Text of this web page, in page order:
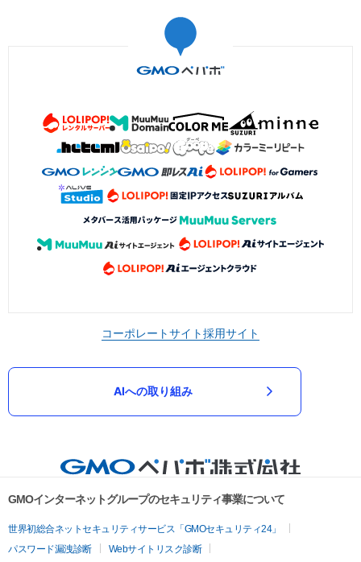
コーポレートサイト採用サイト
AIへの取り組み
GMOインターネットグループのセキュリティ事業について
世界初総合ネットセキュリティサービス「GMOセキュリティ24」
パスワード漏洩診断
Webサイトリスク診断